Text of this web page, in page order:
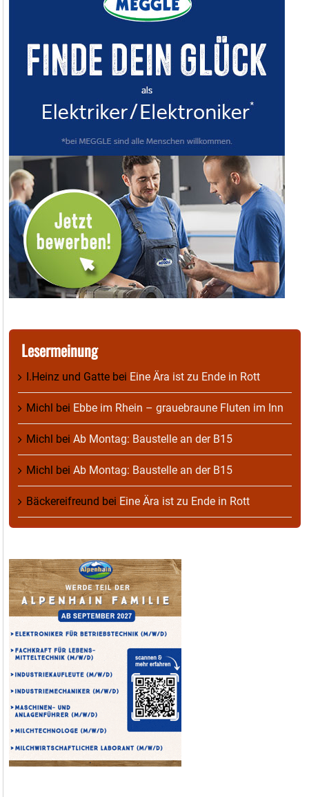
Lesermeinung
I.Heinz und Gatte bei Eine Ära ist zu Ende in Rott
Michl bei Ebbe im Rhein – grauebraune Fluten im Inn
Michl bei Ab Montag: Baustelle an der B15
Michl bei Ab Montag: Baustelle an der B15
Bäckereifreund bei Eine Ära ist zu Ende in Rott